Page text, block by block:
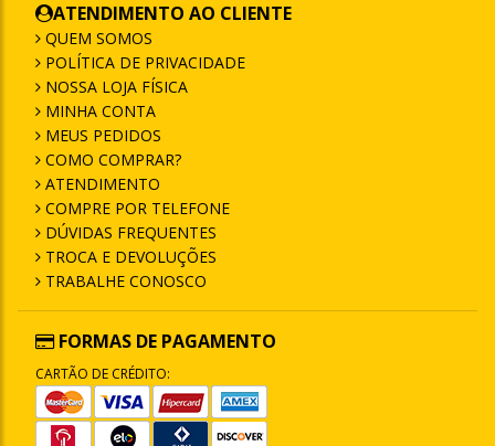
ATENDIMENTO AO CLIENTE
QUEM SOMOS
POLÍTICA DE PRIVACIDADE
NOSSA LOJA FÍSICA
MINHA CONTA
MEUS PEDIDOS
COMO COMPRAR?
ATENDIMENTO
COMPRE POR TELEFONE
DÚVIDAS FREQUENTES
TROCA E DEVOLUÇÕES
TRABALHE CONOSCO
FORMAS DE PAGAMENTO
CARTÃO DE CRÉDITO: